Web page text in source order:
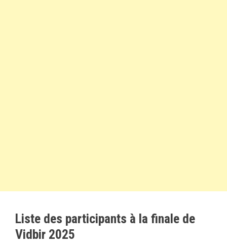
Liste des participants à la finale de
Vidbir 2025